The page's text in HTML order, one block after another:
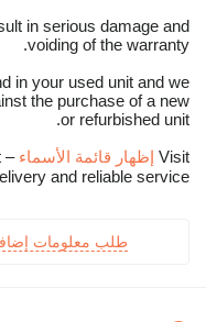
in serious damage and
voiding of the warranty.
in your used unit and we
the purchase of a new
or refurbished unit.
Visit إظهار قائمة الأسماء
and reliable service
طلب معلومات